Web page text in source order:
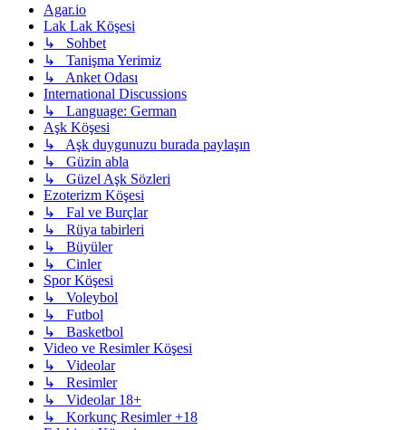
Agar.io
Lak Lak Köşesi
↳ Sohbet
↳ Tanişma Yerimiz
↳ Anket Odası
International Discussions
↳ Language: German
Aşk Köşesi
↳ Aşk duygunuzu burada paylaşın
↳ Güzin abla
↳ Güzel Aşk Sözleri
Ezoterizm Köşesi
↳ Fal ve Burçlar
↳ Rüya tabirleri
↳ Büyüler
↳ Cinler
Spor Köşesi
↳ Voleybol
↳ Futbol
↳ Basketbol
Video ve Resimler Köşesi
↳ Videolar
↳ Resimler
↳ Videolar 18+
↳ Korkunç Resimler +18